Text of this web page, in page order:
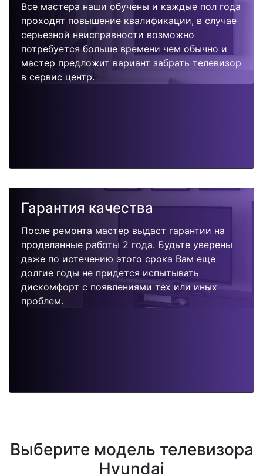
Все мастера наши обучены и каждые пол года
проходят повышение квалификации, в случае
серьезной неисправности возможно
потребуется больше времени чем обычно и
мастер предложит вариант забрать телевизор
в сервис центр.
Гарантия качества
После ремонта мастер выдаст гарантии на
проделанные работы 2 года. Будьте уверены
даже по истечению этого срока Вам еще
долгие годы не придется испытывать
дискомфорт с появлениями тех или иных
проблем.
Выберите модель телевизора
Hyundai